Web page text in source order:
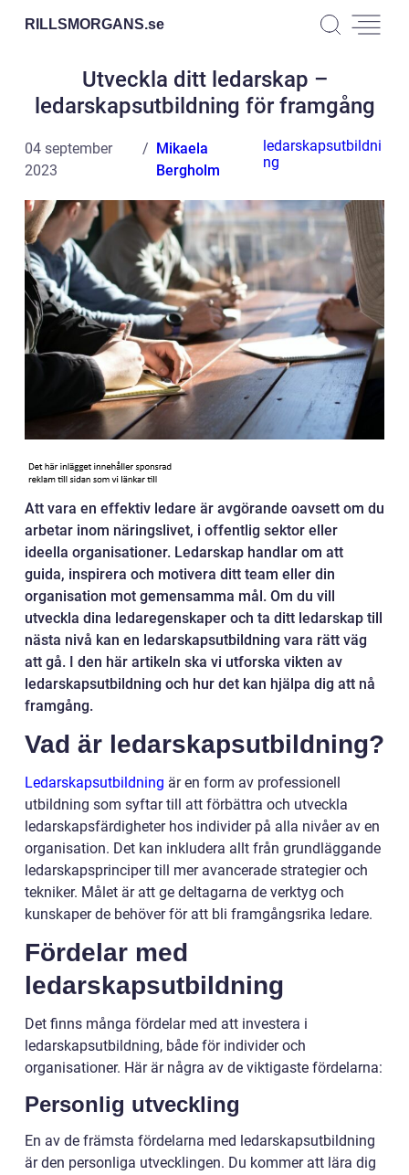
RILLSMORGANS.se
Utveckla ditt ledarskap –
ledarskapsutbildning för framgång
04 september
2023
Mikaela
Bergholm
ledarskapsutbildni
ng
Att vara en effektiv ledare är avgörande oavsett om du
arbetar inom näringslivet, i offentlig sektor eller
ideella organisationer. Ledarskap handlar om att
guida, inspirera och motivera ditt team eller din
organisation mot gemensamma mål. Om du vill
utveckla dina ledaregenskaper och ta ditt ledarskap till
nästa nivå kan en ledarskapsutbildning vara rätt väg
att gå. I den här artikeln ska vi utforska vikten av
ledarskapsutbildning och hur det kan hjälpa dig att nå
framgång.
Vad är ledarskapsutbildning?
Ledarskapsutbildning är en form av professionell
utbildning som syftar till att förbättra och utveckla
ledarskapsfärdigheter hos individer på alla nivåer av en
organisation. Det kan inkludera allt från grundläggande
ledarskapsprinciper till mer avancerade strategier och
tekniker. Målet är att ge deltagarna de verktyg och
kunskaper de behöver för att bli framgångsrika ledare.
Fördelar med
ledarskapsutbildning
Det finns många fördelar med att investera i
ledarskapsutbildning, både för individer och
organisationer. Här är några av de viktigaste fördelarna:
Personlig utveckling
En av de främsta fördelarna med ledarskapsutbildning
är den personliga utvecklingen. Du kommer att lära dig